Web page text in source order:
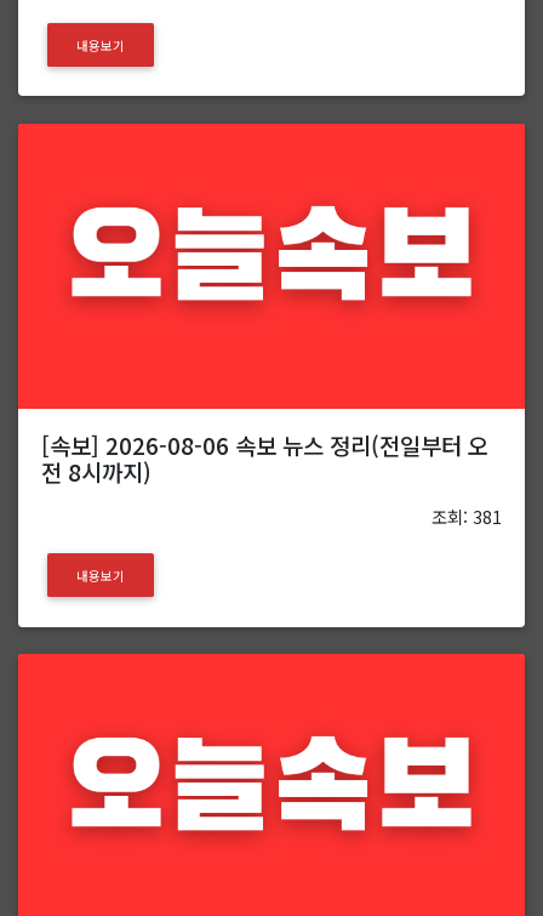
내용보기
[속보] 2026-08-06 속보 뉴스 정리(전일부터 오
전 8시까지)
조회: 381
내용보기